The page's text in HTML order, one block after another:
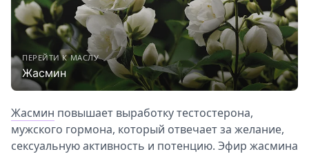
ПЕРЕЙТИ К МАСЛУ
Жасмин
Жасмин повышает выработку тестостерона,
мужского гормона, который отвечает за желание,
сексуальную активность и потенцию. Эфир жасмина